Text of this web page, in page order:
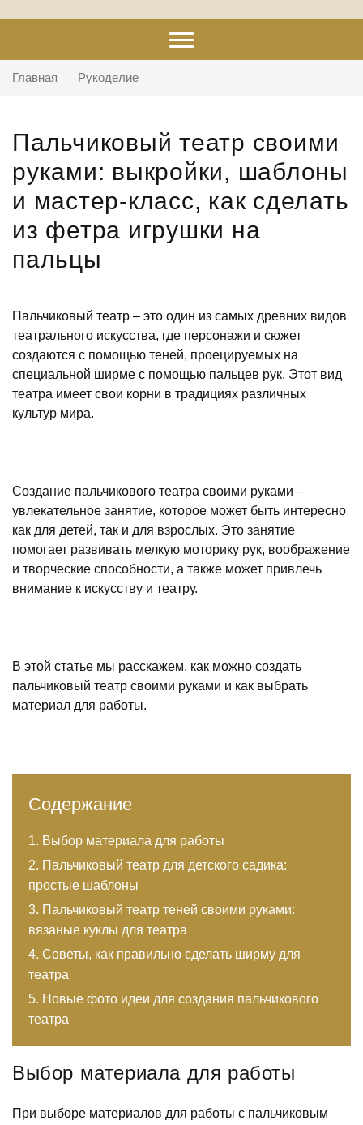
Главная Рукоделие
Пальчиковый театр своими
руками: выкройки, шаблоны
и мастер-класс, как сделать
из фетра игрушки на
пальцы
Пальчиковый театр – это один из самых древних видов
театрального искусства, где персонажи и сюжет
создаются с помощью теней, проецируемых на
специальной ширме с помощью пальцев рук. Этот вид
театра имеет свои корни в традициях различных
культур мира.
Создание пальчикового театра своими руками –
увлекательное занятие, которое может быть интересно
как для детей, так и для взрослых. Это занятие
помогает развивать мелкую моторику рук, воображение
и творческие способности, а также может привлечь
внимание к искусству и театру.
В этой статье мы расскажем, как можно создать
пальчиковый театр своими руками и как выбрать
материал для работы.
Содержание
Выбор материала для работы
Пальчиковый театр для детского садика:
простые шаблоны
Пальчиковый театр теней своими руками:
вязаные куклы для театра
Советы, как правильно сделать ширму для
театра
Новые фото идеи для создания пальчикового
театра
Выбор материала для работы
При выборе материалов для работы с пальчиковым